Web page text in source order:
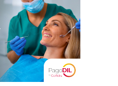
ed è di ottava musicale bassa e
in Odontoiatria e Protesi
in senso lato e solo dal
per quel che potrò, di
Stomatognatico è costituito
L'Articolazione statica e
L'Articolazione Temporo